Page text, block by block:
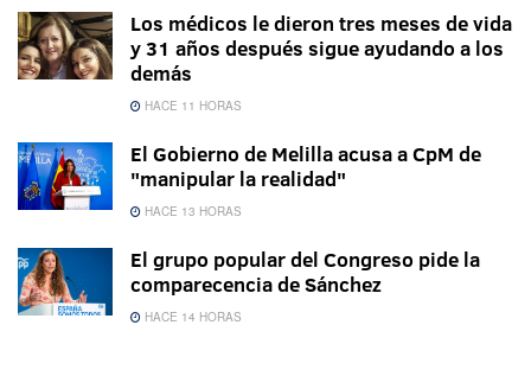
Los médicos le dieron tres meses de vida
y 31 años después sigue ayudando a los
demás
HACE 11 HORAS
El Gobierno de Melilla acusa a CpM de
"manipular la realidad"
HACE 13 HORAS
El grupo popular del Congreso pide la
comparecencia de Sánchez
HACE 14 HORAS